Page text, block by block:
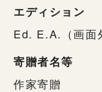
エディション
Ed. E.A.（画面
寄贈者名等
作家寄贈